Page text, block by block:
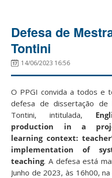
Defesa de
Tontini
14/06/2023 16:56
O PPGI convida a todos e
defesa de dissertação de
Tontini, intitulada,
production in a
learning context:
implementation of
teaching. A defesa está
Junho de 2023, às 16h00,